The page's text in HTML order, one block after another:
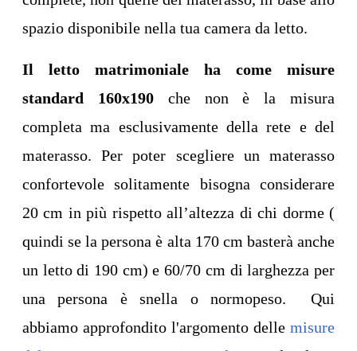
spazio disponibile nella tua camera da letto.
Il letto matrimoniale ha come misure
standard 160x190 che non è la misura
completa ma esclusivamente della rete e del
materasso. Per poter scegliere un materasso
confortevole solitamente bisogna considerare
20 cm in più rispetto all’altezza di chi dorme (
quindi se la persona è alta 170 cm basterà anche
un letto di 190 cm) e 60/70 cm di larghezza per
una persona è snella o normopeso. Qui
abbiamo approfondito l'argomento delle misure